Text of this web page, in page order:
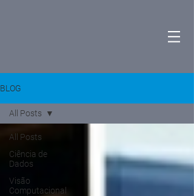
BLOG
All Posts
Ciência de
Dados
Visão
Computacional
All Posts